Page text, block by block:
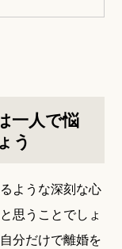
一人で悩
う
ような深刻な心
思うことでしょ
分だけで離婚を